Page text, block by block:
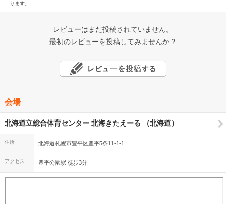
ります。
レビューはまだ投稿されていません。
最初のレビューを投稿してみませんか？
会場
北海道立総合体育センター 北海きたえーる （北海道）
住所 北海道札幌市豊平区豊平5条11-1-1
アクセス 豊平公園駅 徒歩3分